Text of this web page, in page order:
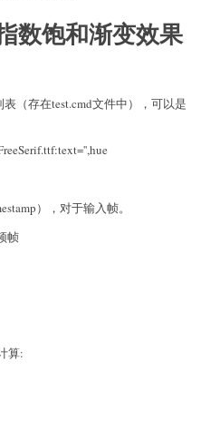
数饱和渐变效果
（存在test.cmd文件中），可以是
），对于输入帧。
帧
算: